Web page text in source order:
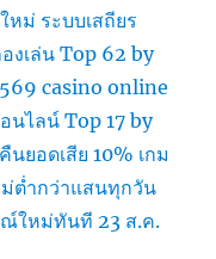
ม่ ระบบเสถียร
งเล่น Top 62 by
casino online
นไลน์ Top 17 by
ยอดเสีย 10% เกม
ต่ำกว่าแสนทุกวัน
ณ์ใหม่ทันที 23 ส.ค.